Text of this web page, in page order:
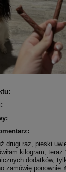
drugi raz, pieski
kilogram,
dodatków,
zamówię ponownie